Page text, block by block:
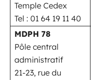
Temple Cedex
Tel : 01 64 19 11 40
MDPH 78
Pôle central
administratif
21-23, rue du